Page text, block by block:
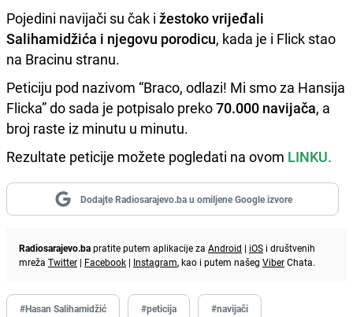
Pojedini navijači su čak i žestoko vrijeđali
Salihamidžića i njegovu porodicu, kada je i Flick stao
na Bracinu stranu.
Peticiju pod nazivom “Braco, odlazi! Mi smo za Hansija
Flicka” do sada je potpisalo preko70.000 navijača, a
broj raste iz minutu u minutu.
Rezultate peticije možete pogledati na ovom LINKU.
Dodajte Radiosarajevo.ba u omiljene Google izvore
Radiosarajevo.bapratite putem aplikacije za Android | iOS i društvenih
mreža Twitter | Facebook | Instagram, kao i putem našeg ViberChata.
#Hasan Salihamidžić #peticija #navijači